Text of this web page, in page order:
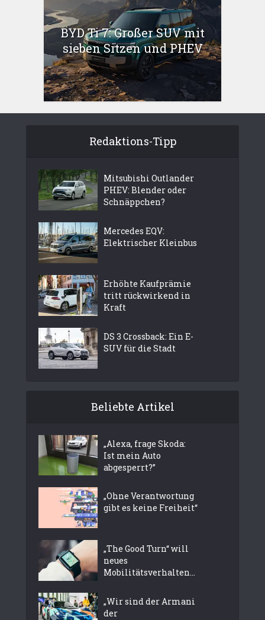
BYD Ti 7: Großer SUV mit
sieben Sitzen und PHEV
Redaktions-Tipp
Mitsubishi Outlander
PHEV: Blender oder
Schnäppchen?
Mercedes EQV:
Elektrischer Kleinbus
Erhöhte Kaufprämie
tritt rückwirkend in
Kraft
DS 3 Crossback: Ein E-
SUV für die Stadt
Beliebte Artikel
„Alexa, frage Skoda:
Ist mein Auto
abgesperrt?”
„Ohne Verantwortung
gibt es keine Freiheit“
„The Good Turn“ will
neues
Mobilitätsverhalten...
„Wir sind der Armani
der